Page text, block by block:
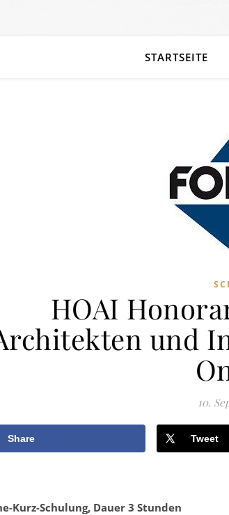
STARTSEITE
HOAI
und
10.
Share Tweet
Kurz-Schulung, Dauer 3 Stunden